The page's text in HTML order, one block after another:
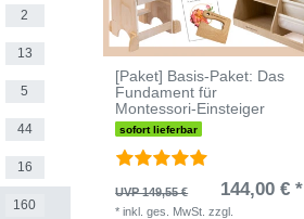
2
13
5
44
16
160
[Paket] Basis-Paket: Das
Fundament für
Montessori-Einsteiger
sofort lieferbar
UVP 149,55 € 144,00 € *
*inkl. ges. MwSt. zzgl.